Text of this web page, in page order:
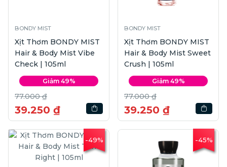
BONDY MIST
Xịt Thơm BONDY MIST
Hair & Body Mist Vibe
Check | 105ml
Giảm 49%
77.000 ₫
39.250 ₫
BONDY MIST
Xịt Thơm BONDY MIST
Hair & Body Mist Sweet
Crush | 105ml
Giảm 49%
77.000 ₫
39.250 ₫
-49% -45%